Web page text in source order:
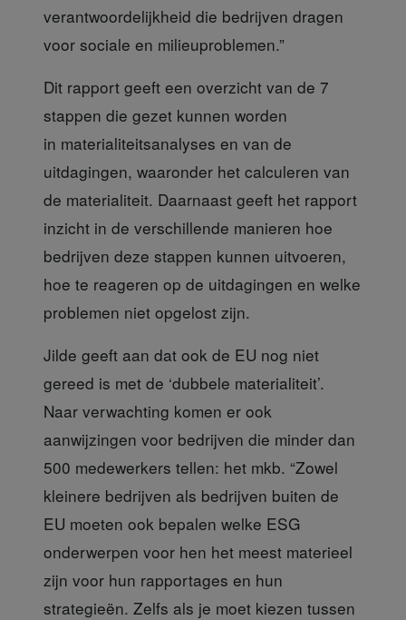
verantwoordelijkheid die bedrijven dragen
voor sociale en milieuproblemen.”
Dit rapport geeft een overzicht van de 7
stappen die gezet kunnen worden
in materialiteitsanalyses en van de
uitdagingen, waaronder het calculeren van
de materialiteit. Daarnaast geeft het rapport
inzicht in de verschillende manieren hoe
bedrijven deze stappen kunnen uitvoeren,
hoe te reageren op de uitdagingen en welke
problemen niet opgelost zijn.
Jilde geeft aan dat ook de EU nog niet
gereed is met de ‘dubbele materialiteit’.
Naar verwachting komen er ook
aanwijzingen voor bedrijven die minder dan
500 medewerkers tellen: het mkb. “Zowel
kleinere bedrijven als bedrijven buiten de
EU moeten ook bepalen welke ESG
onderwerpen voor hen het meest materieel
zijn voor hun rapportages en hun
strategieën. Zelfs als je moet kiezen tussen